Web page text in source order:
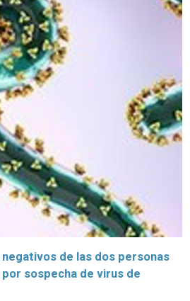
negativos de las dos personas
sospecha de virus de